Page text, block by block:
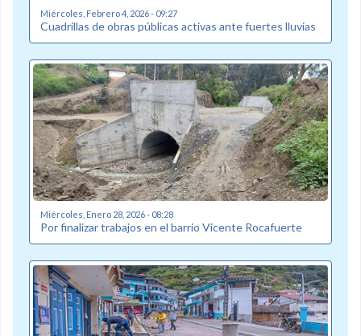
Miércoles, Febrero 4, 2026 - 09:27
Cuadrillas de obras públicas activas ante fuertes lluvias
Miércoles, Enero 28, 2026 - 08:28
Por finalizar trabajos en el barrio Vicente Rocafuerte